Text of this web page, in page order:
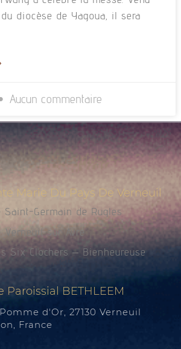
diocèse de Yagoua, il sera
Aucun commentaire
Marie Du Pays De Verneuil
Saint-Germain de Rugles
Verneuil sur Avre
Six Clochers – Bienheureuse
Paroissial BETHLEEM
d'Or, 27130 Verneuil
France